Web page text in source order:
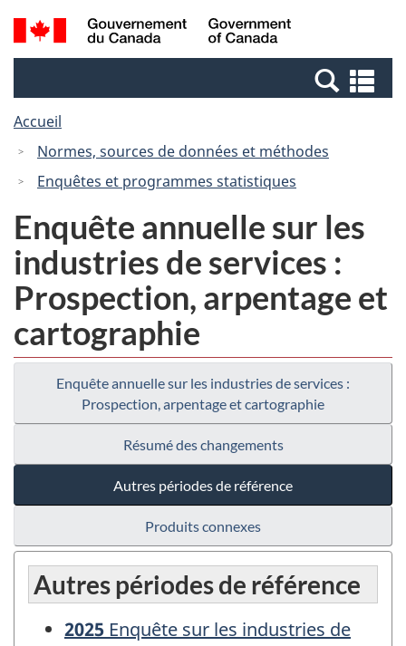
Passer
au
Passer
à
Canada
Recherche
et
et
Accueil
Normes, sources de données et méthodes
Enquêtes et programmes statistiques
Enquête annuelle sur les
industries de services :
Prospection, arpentage et
cartographie
Enquête annuelle sur les industries de services :
Prospection, arpentage et cartographie
Résumé des changements
Autres périodes de référence
Produits connexes
Autres périodes de référence
2025 Enquête sur les industries de